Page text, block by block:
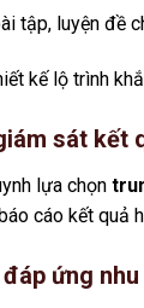
tập, luyện đề
kế lộ trình
sát kết
lựa chọn
cáo kết quả
ứng